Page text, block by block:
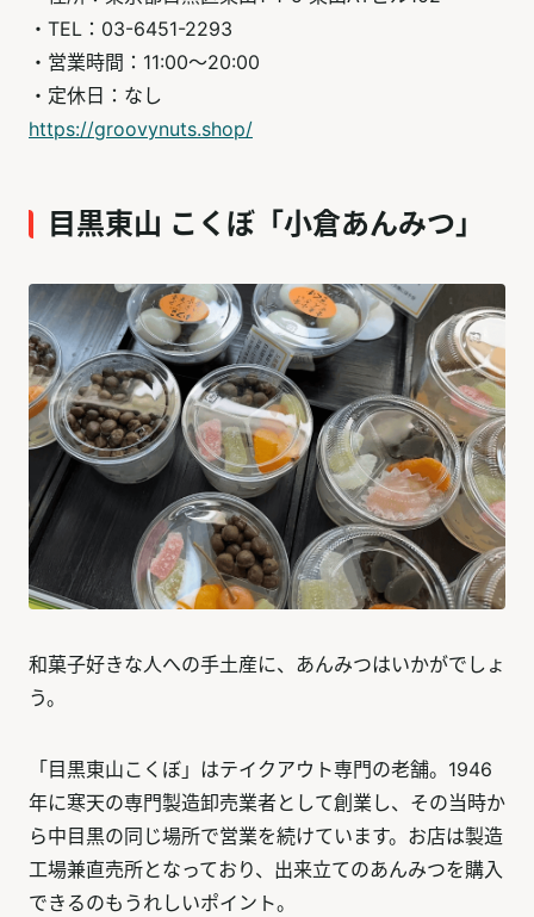
・TEL：03-6451-2293
・営業時間：11:00～20:00
・定休日：なし
https://groovynuts.shop/
目黒東山 こくぼ「小倉あんみつ」
和菓子好きな人への手土産に、あんみつはいかがでしょ
う。
「目黒東山こくぼ」はテイクアウト専門の老舗。1946
年に寒天の専門製造卸売業者として創業し、その当時か
ら中目黒の同じ場所で営業を続けています。お店は製造
工場兼直売所となっており、出来立てのあんみつを購入
できるのもうれしいポイント。